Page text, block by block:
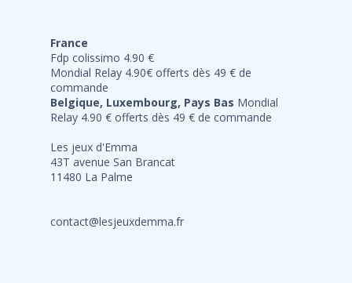
France
Fdp colissimo 4.90 €
Mondial Relay 4.90€ offerts dès 49 € de
commande
Belgique, Luxembourg, Pays Bas Mondial
Relay 4.90 € offerts dès 49 € de commande
Les jeux d'Emma
43T avenue San Brancat
11480 La Palme
contact@lesjeuxdemma.fr